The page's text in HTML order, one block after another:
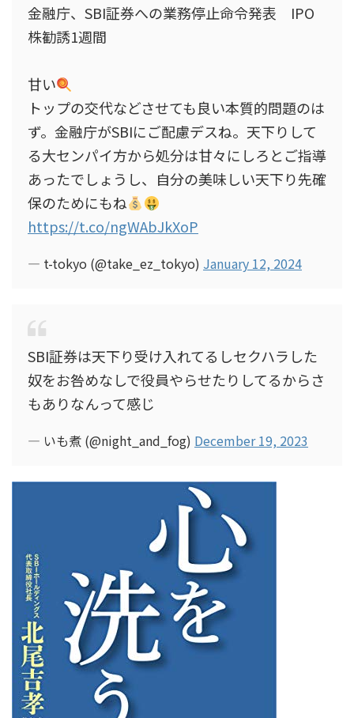
金融庁、SBI証券への業務停止命令発表 IPO
株勧誘1週間
甘い
トップの交代などさせても良い本質的問題のは
ず。金融庁がSBIにご配慮デスね。天下りして
る大センパイ方から処分は甘々にしろとご指導
あったでしょうし、自分の美味しい天下り先確
保のためにもね
https://t.co/ngWAbJkXoP
— t-tokyo (@take_ez_tokyo) January 12, 2024
SBI証券は天下り受け入れてるしセクハラした
奴をお咎めなしで役員やらせたりしてるからさ
もありなんって感じ
— いも煮 (@night_and_fog) December 19, 2023